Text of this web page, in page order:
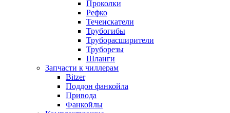
Проколки
Рефко
Течеискатели
Трубогибы
Труборасширители
Труборезы
Шланги
Запчасти к чиллерам
Bitzer
Поддон фанкойла
Привода
Фанкойлы